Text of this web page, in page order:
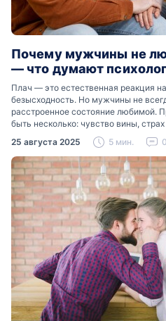
Почему мужчины не
— что думают
Плач — это естественная реакция
безысходность. Но мужчины не
расстроенное состояние любимой.
быть несколько: чувство вины,
Разобраться, почему мужчины
психологов…
25 августа 2025 5 мин. 0